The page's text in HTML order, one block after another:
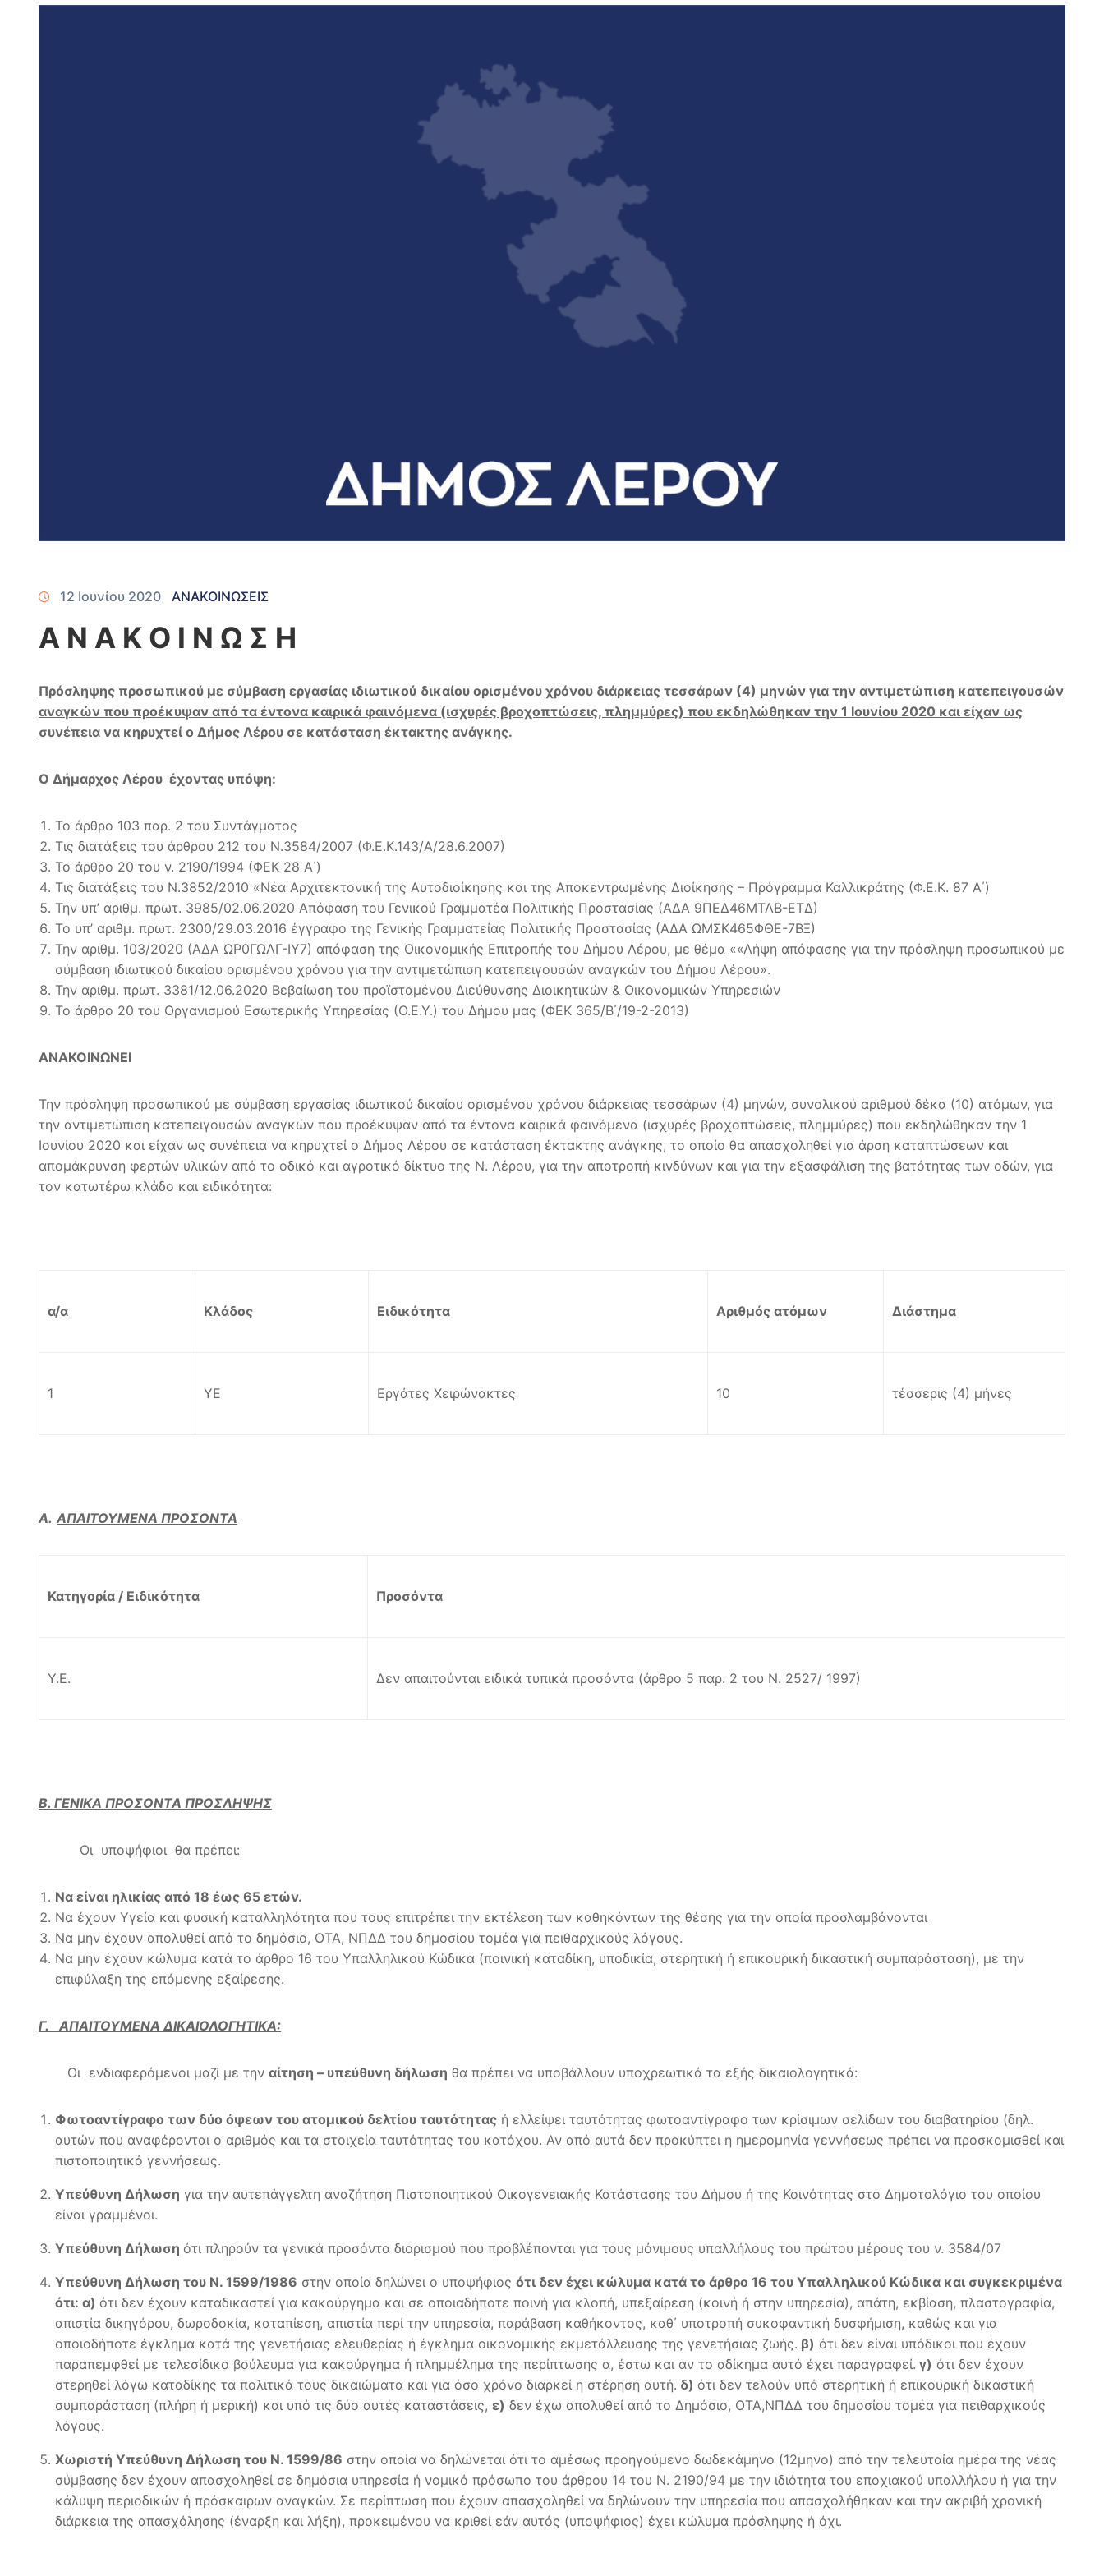
12 Ιουνίου 2020 ΑΝΑΚΟΙΝΩΣΕΙΣ
Α Ν Α Κ Ο Ι Ν Ω Σ Η
Πρόσληψης προσωπικού με σύμβαση εργασίας ιδιωτικού δικαίου ορισμένου χρόνου διάρκειας τεσσάρων (4) μηνών για την αντιμετώπιση κατεπειγουσών
αναγκών που προέκυψαν από τα έντονα καιρικά φαινόμενα (ισχυρές βροχοπτώσεις, πλημμύρες) που εκδηλώθηκαν την 1 Ιουνίου 2020 και είχαν ως
συνέπεια να κηρυχτεί ο Δήμος Λέρου σε κατάσταση έκτακτης ανάγκης.
Ο Δήμαρχος Λέρου έχοντας υπόψη:
Το άρθρο 103 παρ. 2 του Συντάγματος
Tις διατάξεις του άρθρου 212 του Ν.3584/2007 (Φ.Ε.Κ.143/Α/28.6.2007)
Το άρθρο 20 του ν. 2190/1994 (ΦΕΚ 28 Α΄)
Tις διατάξεις του Ν.3852/2010 «Νέα Αρχιτεκτονική της Αυτοδιοίκησης και της Αποκεντρωμένης Διοίκησης – Πρόγραμμα Καλλικράτης (Φ.Ε.Κ. 87 Α΄)
Την υπ’ αριθμ. πρωτ. 3985/02.06.2020 Απόφαση του Γενικού Γραμματέα Πολιτικής Προστασίας (ΑΔΑ 9ΠΕΔ46ΜΤΛΒ-ΕΤΔ)
Το υπ’ αριθμ. πρωτ. 2300/29.03.2016 έγγραφο της Γενικής Γραμματείας Πολιτικής Προστασίας (ΑΔΑ ΩΜΣΚ465ΦΘΕ-7ΒΞ)
Την αριθμ. 103/2020 (ΑΔΑ ΩΡ0ΓΩΛΓ-ΙΥ7) απόφαση της Οικονομικής Επιτροπής του Δήμου Λέρου, με θέμα ««Λήψη απόφασης για την πρόσληψη προσωπικού με
σύμβαση ιδιωτικού δικαίου ορισμένου χρόνου για την αντιμετώπιση κατεπειγουσών αναγκών του Δήμου Λέρου».
Την αριθμ. πρωτ. 3381/12.06.2020 Βεβαίωση του προϊσταμένου Διεύθυνσης Διοικητικών & Οικονομικών Υπηρεσιών
Το άρθρο 20 του Οργανισμού Εσωτερικής Υπηρεσίας (Ο.Ε.Υ.) του Δήμου μας (ΦΕΚ 365/Β΄/19-2-2013)
ΑΝΑΚΟΙΝΩΝΕΙ
Την πρόσληψη προσωπικού με σύμβαση εργασίας ιδιωτικού δικαίου ορισμένου χρόνου διάρκειας τεσσάρων (4) μηνών, συνολικού αριθμού δέκα (10) ατόμων, για
την αντιμετώπιση κατεπειγουσών αναγκών που προέκυψαν από τα έντονα καιρικά φαινόμενα (ισχυρές βροχοπτώσεις, πλημμύρες) που εκδηλώθηκαν την 1
Ιουνίου 2020 και είχαν ως συνέπεια να κηρυχτεί ο Δήμος Λέρου σε κατάσταση έκτακτης ανάγκης, το οποίο θα απασχοληθεί για άρση καταπτώσεων και
απομάκρυνση φερτών υλικών από το οδικό και αγροτικό δίκτυο της Ν. Λέρου, για την αποτροπή κινδύνων και για την εξασφάλιση της βατότητας των οδών, για
τον κατωτέρω κλάδο και ειδικότητα:
α/α Κλάδος Ειδικότητα Αριθμός ατόμων Διάστημα
1 ΥΕ Εργάτες Χειρώνακτες 10 τέσσερις (4) μήνες
Α. ΑΠΑΙΤΟΥΜΕΝΑ ΠΡΟΣΟΝΤΑ
Κατηγορία / Ειδικότητα Προσόντα
Υ.Ε. Δεν απαιτούνται ειδικά τυπικά προσόντα (άρθρο 5 παρ. 2 του Ν. 2527/ 1997)
Β. ΓΕΝΙΚΑ ΠΡΟΣΟΝΤΑ ΠΡΟΣΛΗΨΗΣ
Οι υποψήφιοι θα πρέπει:
Να είναι ηλικίας από 18 έως 65 ετών.
Να έχουν Υγεία και φυσική καταλληλότητα που τους επιτρέπει την εκτέλεση των καθηκόντων της θέσης για την οποία προσλαμβάνονται
Να μην έχουν απολυθεί από το δημόσιο, ΟΤΑ, ΝΠΔΔ του δημοσίου τομέα για πειθαρχικούς λόγους.
Να μην έχουν κώλυμα κατά το άρθρο 16 του Υπαλληλικού Κώδικα (ποινική καταδίκη, υποδικία, στερητική ή επικουρική δικαστική συμπαράσταση), με την
επιφύλαξη της επόμενης εξαίρεσης.
Γ. ΑΠΑΙΤΟΥΜΕΝΑ ΔΙΚΑΙΟΛΟΓΗΤΙΚΑ:
Οι ενδιαφερόμενοι μαζί με την αίτηση – υπεύθυνη δήλωση θα πρέπει να υποβάλλουν υποχρεωτικά τα εξής δικαιολογητικά:
Φωτοαντίγραφο των δύο όψεων του ατομικού δελτίου ταυτότητας ή ελλείψει ταυτότητας φωτοαντίγραφο των κρίσιμων σελίδων του διαβατηρίου (δηλ.
αυτών που αναφέρονται ο αριθμός και τα στοιχεία ταυτότητας του κατόχου. Αν από αυτά δεν προκύπτει η ημερομηνία γεννήσεως πρέπει να προσκομισθεί και
πιστοποιητικό γεννήσεως.
Υπεύθυνη Δήλωση για την αυτεπάγγελτη αναζήτηση Πιστοποιητικού Οικογενειακής Κατάστασης του Δήμου ή της Κοινότητας στο Δημοτολόγιο του οποίου
είναι γραμμένοι.
Υπεύθυνη Δήλωση ότι πληρούν τα γενικά προσόντα διορισμού που προβλέπονται για τους μόνιμους υπαλλήλους του πρώτου μέρους του ν. 3584/07
Υπεύθυνη Δήλωση του Ν. 1599/1986 στην οποία δηλώνει ο υποψήφιος ότι δεν έχει κώλυμα κατά το άρθρο 16 του Υπαλληλικού Κώδικα και συγκεκριμένα
ότι: α) ότι δεν έχουν καταδικαστεί για κακούργημα και σε οποιαδήποτε ποινή για κλοπή, υπεξαίρεση (κοινή ή στην υπηρεσία), απάτη, εκβίαση, πλαστογραφία,
απιστία δικηγόρου, δωροδοκία, καταπίεση, απιστία περί την υπηρεσία, παράβαση καθήκοντος, καθ΄ υποτροπή συκοφαντική δυσφήμιση, καθώς και για
οποιοδήποτε έγκλημα κατά της γενετήσιας ελευθερίας ή έγκλημα οικονομικής εκμετάλλευσης της γενετήσιας ζωής. β) ότι δεν είναι υπόδικοι που έχουν
παραπεμφθεί με τελεσίδικο βούλευμα για κακούργημα ή πλημμέλημα της περίπτωσης α, έστω και αν το αδίκημα αυτό έχει παραγραφεί. γ) ότι δεν έχουν
στερηθεί λόγω καταδίκης τα πολιτικά τους δικαιώματα και για όσο χρόνο διαρκεί η στέρηση αυτή. δ) ότι δεν τελούν υπό στερητική ή επικουρική δικαστική
συμπαράσταση (πλήρη ή μερική) και υπό τις δύο αυτές καταστάσεις, ε) δεν έχω απολυθεί από το Δημόσιο, ΟΤΑ,ΝΠΔΔ του δημοσίου τομέα για πειθαρχικούς
λόγους.
Χωριστή Υπεύθυνη Δήλωση του Ν. 1599/86 στην οποία να δηλώνεται ότι το αμέσως προηγούμενο δωδεκάμηνο (12μηνο) από την τελευταία ημέρα της νέας
σύμβασης δεν έχουν απασχοληθεί σε δημόσια υπηρεσία ή νομικό πρόσωπο του άρθρου 14 του Ν. 2190/94 με την ιδιότητα του εποχιακού υπαλλήλου ή για την
κάλυψη περιοδικών ή πρόσκαιρων αναγκών. Σε περίπτωση που έχουν απασχοληθεί να δηλώνουν την υπηρεσία που απασχολήθηκαν και την ακριβή χρονική
διάρκεια της απασχόλησης (έναρξη και λήξη), προκειμένου να κριθεί εάν αυτός (υποψήφιος) έχει κώλυμα πρόσληψης ή όχι.